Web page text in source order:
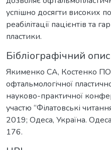
успішно досягти високих
реабілітації пацієнтів та
пластики.
Бібліографічний опис
Якименко СА, Костенко
офтальмологічної
науково-практичної
участю “Філатовські
2019; Одеса, Україна.
176.